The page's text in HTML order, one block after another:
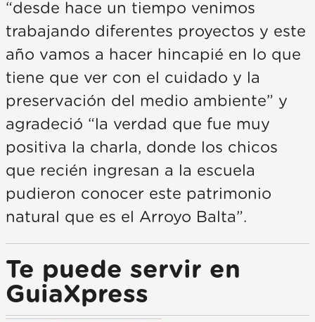
“desde hace un tiempo venimos
trabajando diferentes proyectos y este
año vamos a hacer hincapié en lo que
tiene que ver con el cuidado y la
preservación del medio ambiente” y
agradeció “la verdad que fue muy
positiva la charla, donde los chicos
que recién ingresan a la escuela
pudieron conocer este patrimonio
natural que es el Arroyo Balta”.
Te puede servir en
GuiaXpress